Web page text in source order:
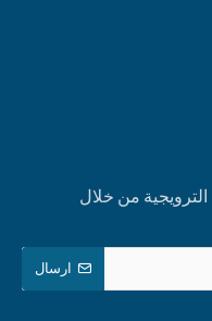
من خلال
ارسال